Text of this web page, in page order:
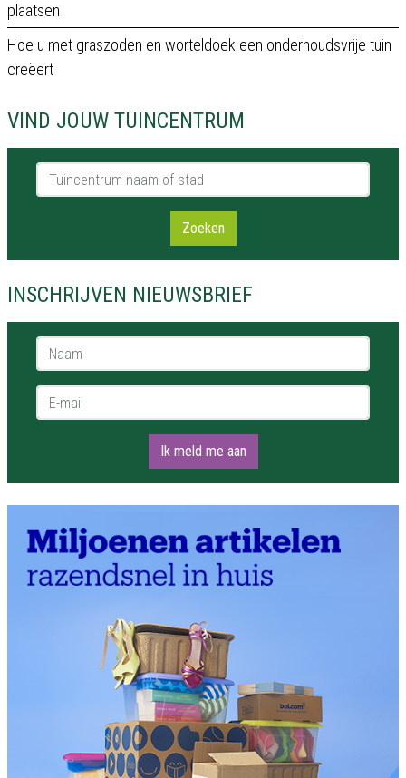
plaatsen
Hoe u met graszoden en worteldoek een onderhoudsvrije tuin
creëert
VIND JOUW TUINCENTRUM
Tuincentrum naam of stad
Zoeken
INSCHRIJVEN NIEUWSBRIEF
Naam *
E-mail *
Ik meld me aan